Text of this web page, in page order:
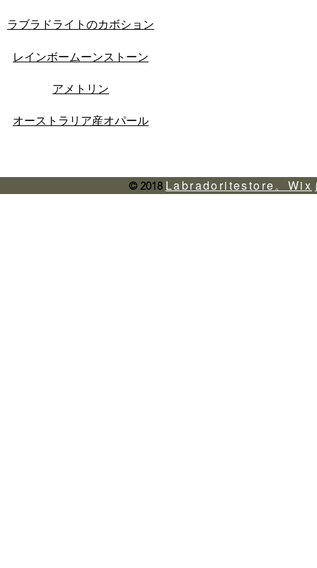
ラブラドライトのカボション
レインボームーンストーン
アメトリン
オーストラリア産オパール
© 2018 Labradoritestore。Wix